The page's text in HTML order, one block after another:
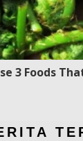
3 Foods